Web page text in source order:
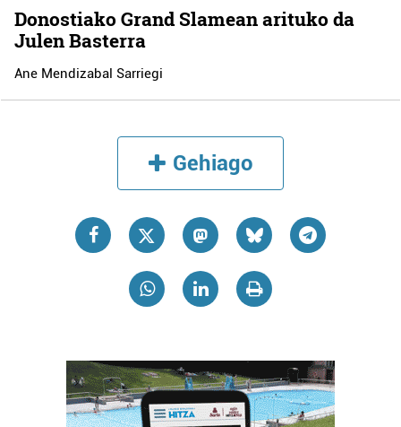
Donostiako Grand Slamean arituko da
Julen Basterra
Ane Mendizabal Sarriegi
Gehiago